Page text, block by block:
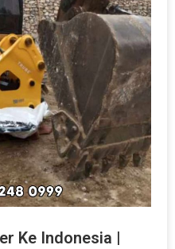
Ke Indonesia |